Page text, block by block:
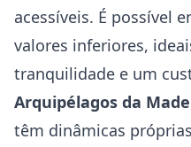
acessíveis. É possível
valores inferiores,
tranquilidade e um
Arquipélagos da
têm dinâmicas